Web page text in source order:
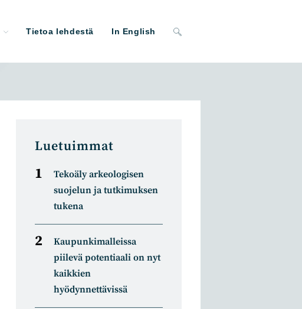
Tietoa lehdestä In English Toggle
Luetuimmat
Tekoäly arkeologisen
suojelun ja tutkimuksen
tukena
Kaupunkimalleissa
piilevä potentiaali on nyt
kaikkien
hyödynnettävissä